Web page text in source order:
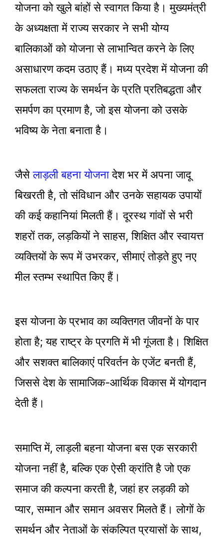
योजना को खुले बांहों से स्वागत किया है। मुख्यमंत्री
के अध्यक्षता में राज्य सरकार ने सभी योग्य
बालिकाओं को योजना से लाभान्वित करने के लिए
असाधारण कदम उठाए हैं। मध्य प्रदेश में योजना की
सफलता राज्य के समर्थन के प्रति प्रतिबद्धता और
समर्पण का प्रमाण है, जो इस योजना को उसके
भविष्य के नेता बनाता है।
जैसेलाड़ली बहना योजनादेश भर में अपना जादू
बिखरती है, तो संविधान और उनके सहायक उपायों
की कई कहानियां मिलती हैं। दूरस्थ गांवों से भरी
शहरों तक, लड़कियों ने साहस, शिक्षित और स्वायत्त
व्यक्तियों के रूप में उभरकर, सीमाएं तोड़ते हुए नए
मील स्तम्भ स्थापित किए हैं।
इस योजना के प्रभाव का व्यक्तिगत जीवनों के पार
होता है; यह राष्ट्र के प्रगति में भी गूंजता है। शिक्षित
और सशक्त बालिकाएं परिवर्तन के एजेंट बनती हैं,
जिससे देश के सामाजिक-आर्थिक विकास में योगदान
देती हैं।
समाप्ति में, लाड़ली बहना योजना बस एक सरकारी
योजना नहीं है, बल्कि एक ऐसी क्रांति है जो एक
समाज की कल्पना करती है, जहां हर लड़की को
प्यार, सम्मान और समान अवसर मिलते हैं। लोगों के
समर्थन और नेताओं के संकल्पित प्रयासों के साथ,